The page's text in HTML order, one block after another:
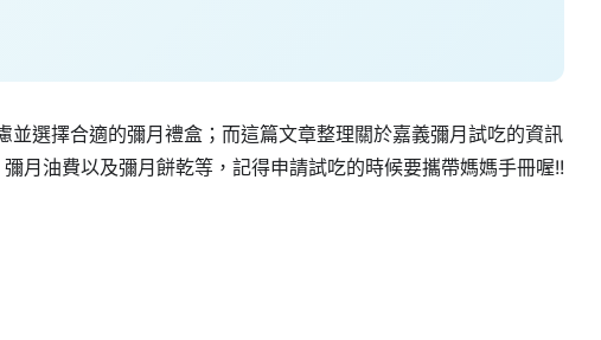
選擇合適的彌月禮盒；而這篇文章整理關於嘉義彌月試吃的資訊
月油費以及彌月餅乾等，記得申請試吃的時候要攜帶媽媽手冊喔!!